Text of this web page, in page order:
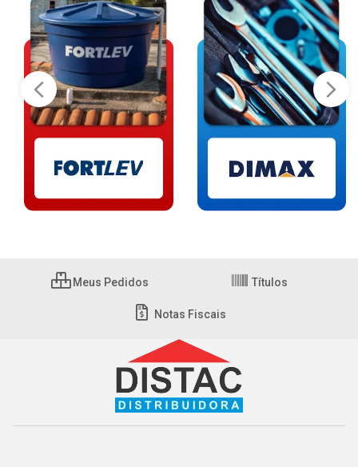
Meus Pedidos Títulos
Notas Fiscais